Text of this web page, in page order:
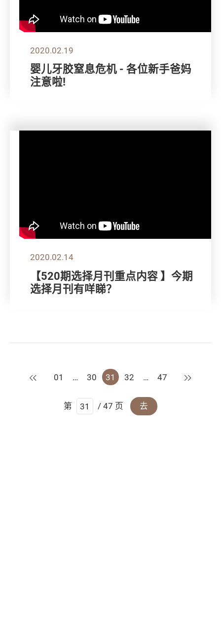
2020.02.19
婴儿牙胶窒息危机 - 各位新手爸妈
注意啦!
2020.02.14
【520期选择月刊重点内容 】今期
选择月刊有咩睇？
上一页
01 … 30 31 32 … 47 下一页
第 / 47 页 去